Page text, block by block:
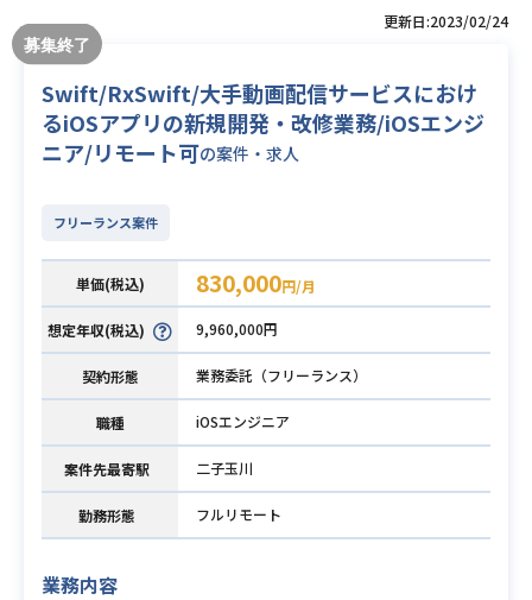
更新日:2023/02/24
Swift/RxSwift/大手動画配信サービスにおけ
るiOSアプリの新規開発・改修業務/iOSエンジ
ニア/リモート可の案件・求人
フリーランス案件
単価(税込) 830,000円/月
想定年収(税込) 9,960,000円
契約形態 業務委託（フリーランス）
職種 iOSエンジニア
案件先最寄駅 二子玉川
勤務形態 フルリモート
業務内容